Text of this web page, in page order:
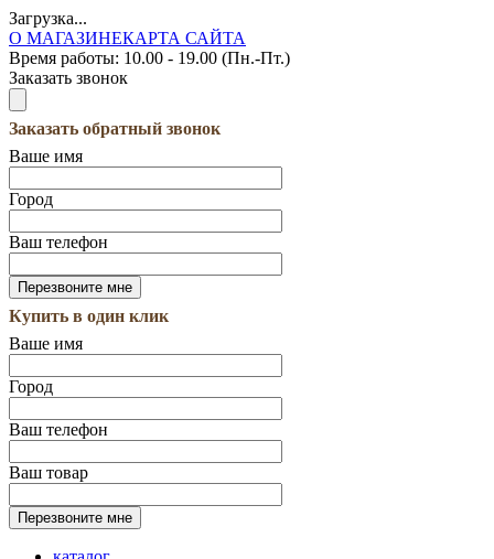
Загрузка...
О МАГАЗИНЕКАРТА САЙТА
Время работы: 10.00 - 19.00 (Пн.-Пт.)
Заказать звонок
Заказать обратный звонок
Ваше имя
Город
Ваш телефон
Купить в один клик
Ваше имя
Город
Ваш телефон
Ваш товар